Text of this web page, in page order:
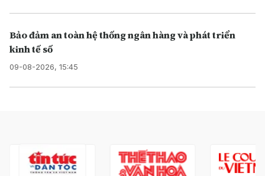
Bảo đảm an toàn hệ thống ngân hàng và phát triển
kinh tế số
09-08-2026, 15:45